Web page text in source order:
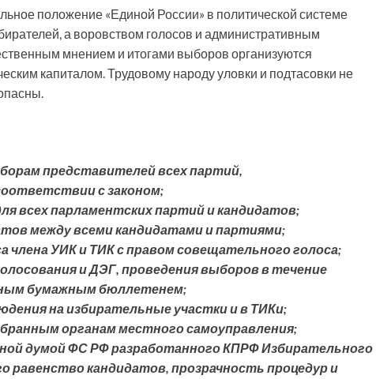
положение «Единой России» в политической системе
а воровством голосов и административным
мнением и итогами выборов организуются
капиталом. Трудовому народу уловки и подтасовки не
представителей всех партий,
с законом;
всех парламентских партий и кандидатов;
между всеми кандидатами и партиями;
члена УИК и ТИК с правом совещательного голоса;
и ДЭГ, проведения выборов в течение
бумажным бюллетенем;
на избирательные участки и в ТИКи;
органам местного самоуправления;
думой ФС РФ разработанного КПРФ Избирательного
равенство кандидатов, прозрачность процедур и